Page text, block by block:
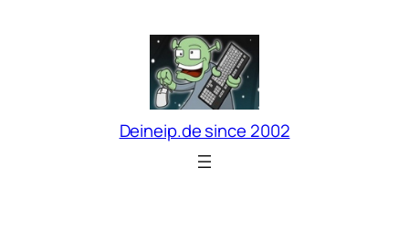
Deineip.de since 2002